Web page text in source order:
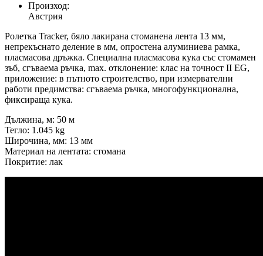
Произход:
Австрия
Ролетка Tracker, бяло лакирана стоманена лента 13 мм,
непрекъснато деление в мм, опростена алуминиева рамка,
пласмасова дръжка. Специална пласмасова кука със стомамен
зъб, сгъваема ръчка, max. отклонение: клас на точност II EG,
приложение: в пътното строителство, при измервателни
работи предимства: сгъваема ръчка, многофункционална,
фиксираща кука.
Дължина, м: 50 м
Тегло: 1.045 kg
Широчина, мм: 13 мм
Материал на лентата: стомана
Покритие: лак